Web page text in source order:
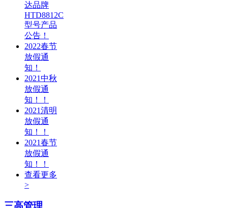
达品牌
HTD8812C
型号产品
公告！
2022春节
放假通
知！
2021中秋
放假通
知！！
2021清明
放假通
知！！
2021春节
放假通
知！！
查看更多
>
三高管理